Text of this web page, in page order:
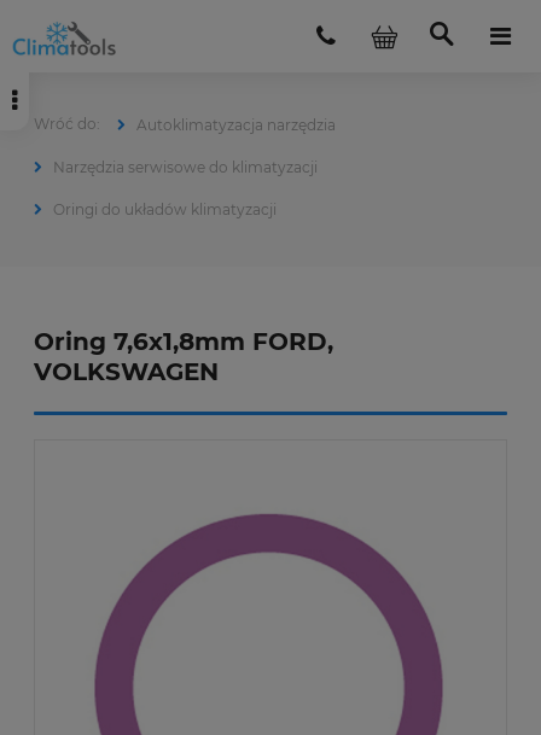
Autoklimatyzacja narzędzia
Narzędzia serwisowe do klimatyzacji
Oringi do układów klimatyzacji
Oring 7,6x1,8mm FORD,
VOLKSWAGEN